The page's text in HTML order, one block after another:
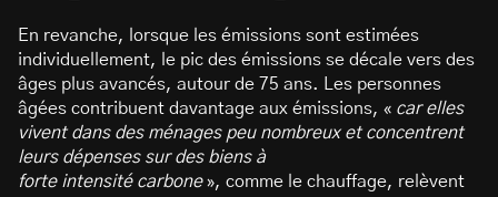
En revanche, lorsque les émissions sont estimées
individuellement, le pic des émissions se décale vers des
âges plus avancés, autour de 75 ans. Les personnes
âgées contribuent davantage aux émissions, « car elles
vivent dans des ménages peu nombreux et concentrent
leurs dépenses sur des biens à
forte intensité carbone», comme le chauffage, relèvent